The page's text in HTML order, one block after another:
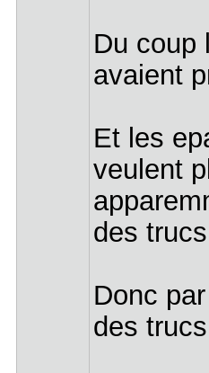
Du coup
avaient
Et les
veulent
des
Donc
des